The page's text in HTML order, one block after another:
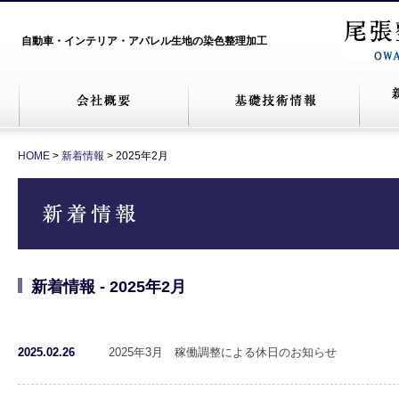
自動車・インテリア・アパレル生地の染色整理加工
HOME> 新着情報 > 2025年2月
新着情報 - 2025年2月
2025.02.26 2025年3月 稼働調整による休日のお知らせ